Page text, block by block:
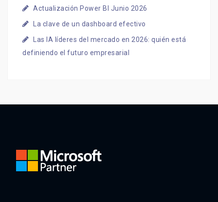
Actualización Power BI Junio 2026
La clave de un dashboard efectivo
Las IA líderes del mercado en 2026: quién está
definiendo el futuro empresarial